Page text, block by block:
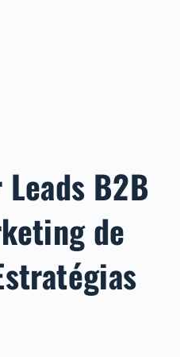
B2B
de